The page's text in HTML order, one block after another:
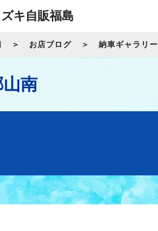
キ自販福島
お店ブログ 納車ギャラリー
南